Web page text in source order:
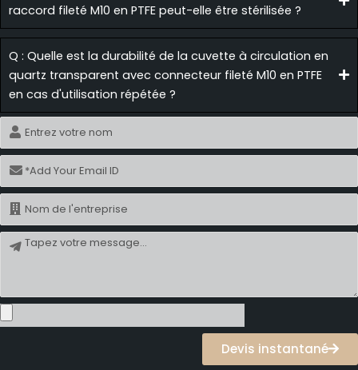
raccord fileté M10 en PTFE peut-elle être stérilisée ?
Q : Quelle est la durabilité de la cuvette à circulation en
quartz transparent avec connecteur fileté M10 en PTFE
en cas d'utilisation répétée ?
Nom
Courriel
Nom
Message
Devis instantané